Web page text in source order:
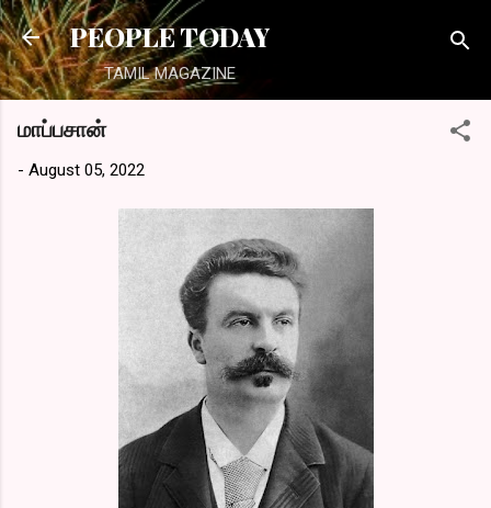
Skip to main content
PEOPLE TODAY
TAMIL MAGAZINE
மாப்பசான்
- August 05, 2022